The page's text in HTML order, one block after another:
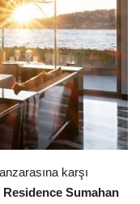
karşı
Sumahan